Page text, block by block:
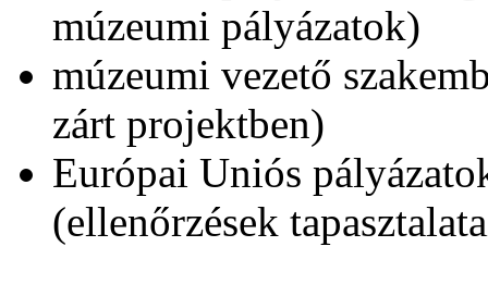
múzeumi pályázatok)
múzeumi vezető
zárt projektben)
Európai Uniós
(ellenőrzések